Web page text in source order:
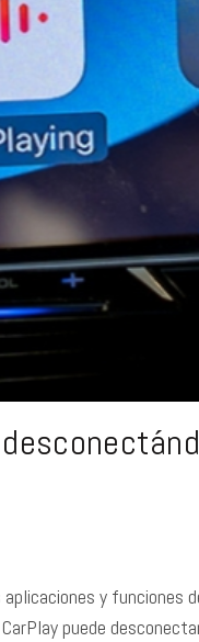
aplicaciones y funciones
puede